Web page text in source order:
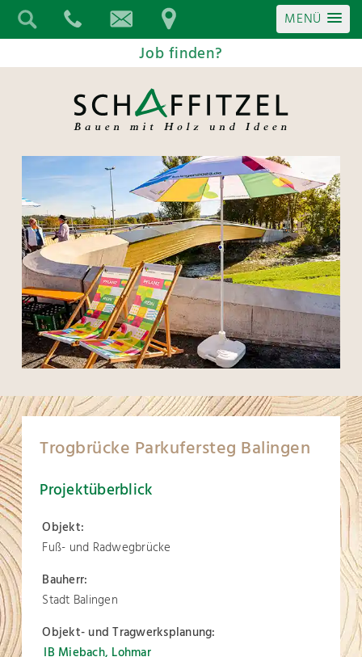
MENÜ
Job finden?
Trogbrücke Parkufersteg Balingen
Projektüberblick
Objekt:
Fuß- und Radwegbrücke
Bauherr:
Stadt Balingen
Objekt- und Tragwerksplanung:
IB Miebach, Lohmar